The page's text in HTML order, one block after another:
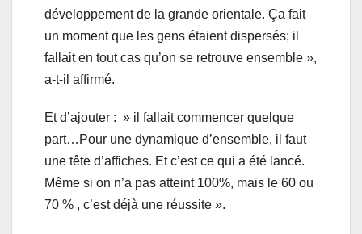
développement de la grande orientale. Ça fait
un moment que les gens étaient dispersés; il
fallait en tout cas qu’on se retrouve ensemble »,
a-t-il affirmé.
Et d’ajouter : » il fallait commencer quelque
part…Pour une dynamique d’ensemble, il faut
une tête d’affiches. Et c’est ce qui a été lancé.
Même si on n’a pas atteint 100%, mais le 60 ou
70 % , c’est déjà une réussite ».